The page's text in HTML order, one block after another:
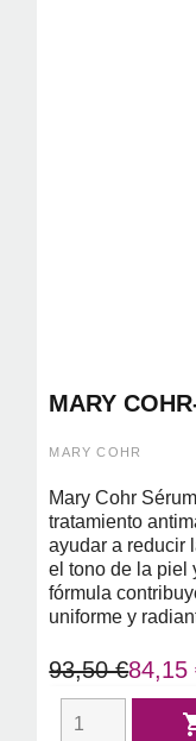
MARY
MARY COHR
Mary Cohr
tratamiento
ayudar a reducir
el tono de la piel
fórmula
uniforme y
93,50 €84,15